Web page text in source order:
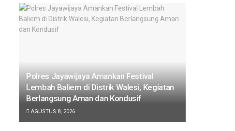
Polres Jayawijaya Amankan Festival
Lembah Baliem di Distrik Walesi, Kegiatan
Berlangsung Aman dan Kondusif
AGUSTUS 8, 2026